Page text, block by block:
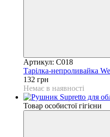
Артикул: C018
Тарілка-непроливайка
132 грн
Немає в наявності
Товар особистої гігієни